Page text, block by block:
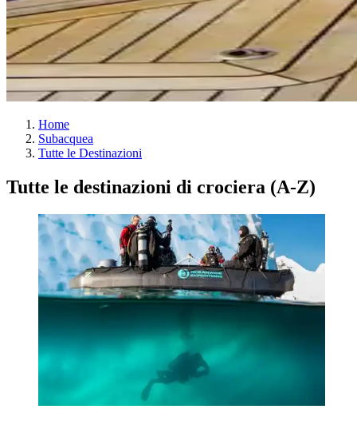
Home
Subacquea
Tutte le Destinazioni
Tutte le destinazioni di crociera (A-Z)